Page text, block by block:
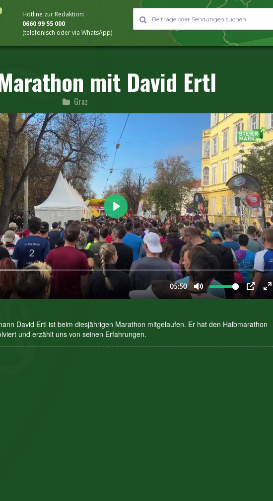
Hotline zur Redaktion:
0660 99 55 000
(telefonisch oder via WhatsApp)
mit David Ertl
Graz
David Ertl ist beim diesjährigen Marathon mitgelaufen. Er hat den Halbmarathon
und erzählt uns von seinen Erfahrungen.